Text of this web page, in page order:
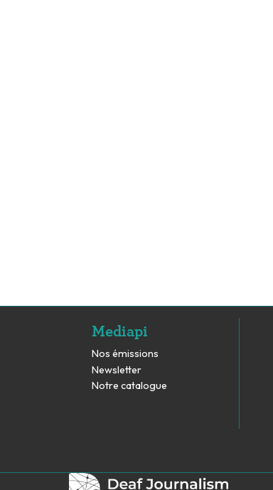
Mediapi
Nos émissions
Newsletter
Notre catalogue